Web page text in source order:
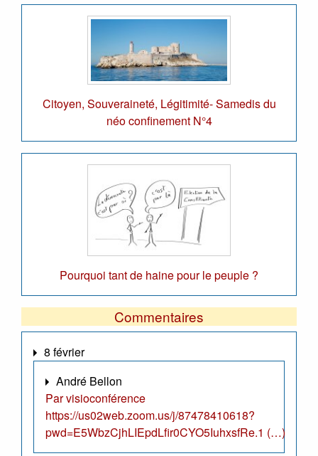
Citoyen, Souveraineté, Légitimité- Samedis du
néo confinement N°4
Pourquoi tant de haine pour le peuple ?
Commentaires
8 février
André Bellon
Par visioconférence
https://us02web.zoom.us/j/87478410618?
pwd=E5WbzCjhLIEpdLfir0CYO5IuhxsfRe.1 (…)